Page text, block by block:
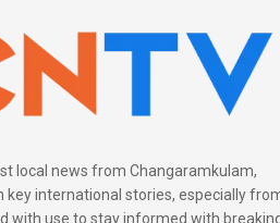
local news from Changaramkulam,
key international stories, especially
with use to stay informed with